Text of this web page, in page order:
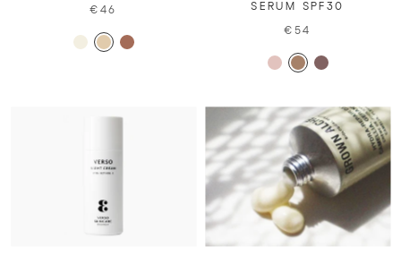
€46
SERUM SPF30
€54